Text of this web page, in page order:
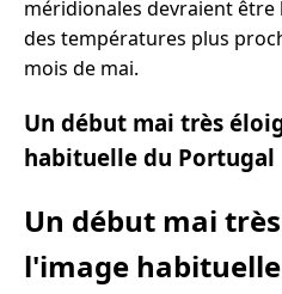
méridionales devraient
des températures plus
mois de mai.
Un début mai très
habituelle du Portugal
Un début mai
l'image